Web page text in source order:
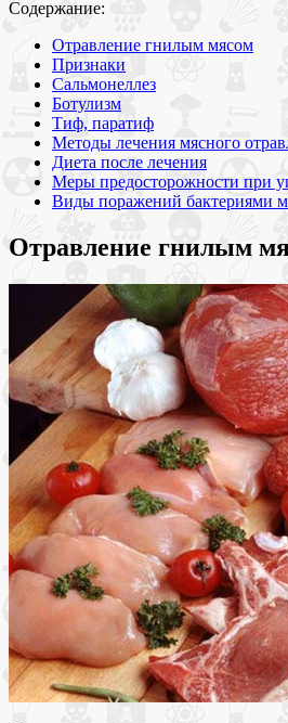
Содержание:
Отравление гнилым мясом
Признаки
Сальмонеллез
Ботулизм
Тиф, паратиф
Методы лечения мясного
Диета после лечения
Меры предосторожности при
Виды поражений бактериями
Отравление гнилым